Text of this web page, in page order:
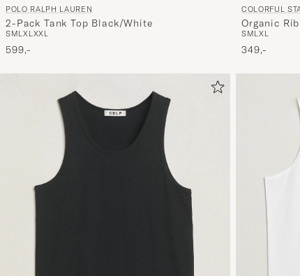
POLO RALPH LAUREN
2-Pack Tank Top Black/White
SMLXL XXL
599,-
COLORFUL
Organic
SMLXL
349,-